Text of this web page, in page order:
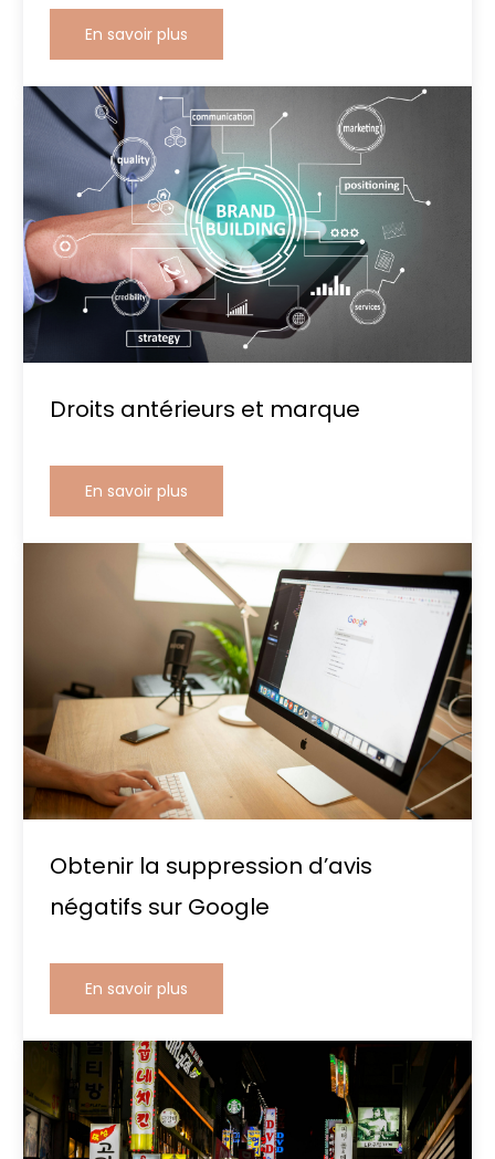
En savoir plus
Droits antérieurs et marque
En savoir plus
Obtenir la suppression d’avis
négatifs sur Google
En savoir plus